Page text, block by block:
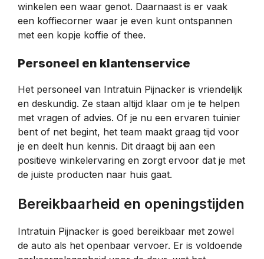
winkelen een waar genot. Daarnaast is er vaak
een koffiecorner waar je even kunt ontspannen
met een kopje koffie of thee.
Personeel en klantenservice
Het personeel van Intratuin Pijnacker is vriendelijk
en deskundig. Ze staan altijd klaar om je te helpen
met vragen of advies. Of je nu een ervaren tuinier
bent of net begint, het team maakt graag tijd voor
je en deelt hun kennis. Dit draagt bij aan een
positieve winkelervaring en zorgt ervoor dat je met
de juiste producten naar huis gaat.
Bereikbaarheid en openingstijden
Intratuin Pijnacker is goed bereikbaar met zowel
de auto als het openbaar vervoer. Er is voldoende